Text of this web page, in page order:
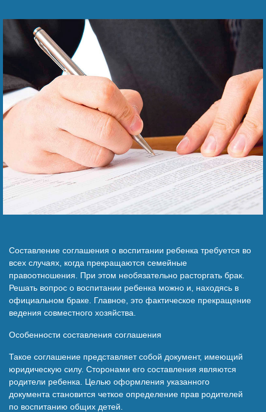
Видео о нас
Составление соглашения о воспитании ребенка требуется во
всех случаях, когда прекращаются семейные
правоотношения. При этом необязательно расторгать брак.
Решать вопрос о воспитании ребенка можно и, находясь в
официальном браке. Главное, это фактическое прекращение
ведения совместного хозяйства.
Особенности составления соглашения
Такое соглашение представляет собой документ, имеющий
юридическую силу. Сторонами его составления являются
родители ребенка. Целью оформления указанного
документа становится четкое определение прав родителей
по воспитанию общих детей.